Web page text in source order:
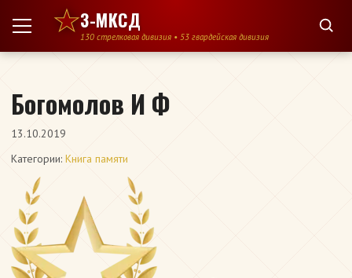
Перейти к содержимому
3-МКСД
130 стрелковая дивизия • 53 гвардейская дивизия
Богомолов И Ф
13.10.2019
Категории: Книга памяти